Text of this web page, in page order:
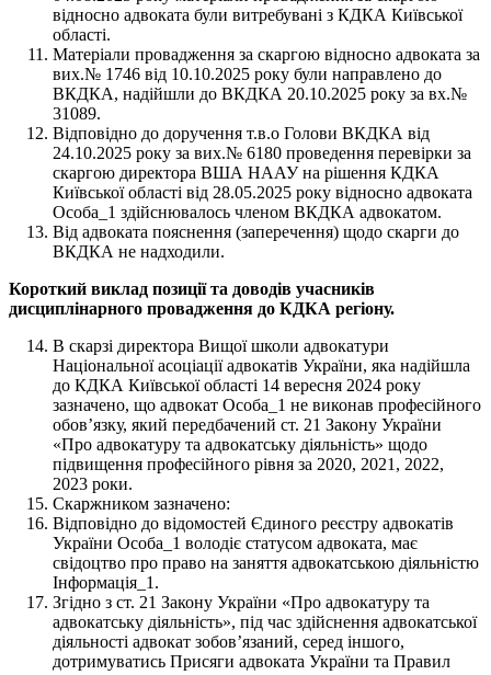
відносно адвоката були витребувані з КДКА Київської
області.
Матеріали провадження за скаргою відносно адвоката за
вих.№ 1746 від 10.10.2025 року були направлено до
ВКДКА, надійшли до ВКДКА 20.10.2025 року за вх.№
31089.
Відповідно до доручення т.в.о Голови ВКДКА від
24.10.2025 року за вих.№ 6180 проведення перевірки за
скаргою директора ВША НААУ на рішення КДКА
Київської області від 28.05.2025 року відносно адвоката
Особа_1 здійснювалось членом ВКДКА адвокатом.
Від адвоката пояснення (заперечення) щодо скарги до
ВКДКА не надходили.
Короткий виклад позиції та доводів учасників
дисциплінарного провадження до КДКА регіону.
В скарзі директора Вищої школи адвокатури
Національної асоціації адвокатів України, яка надійшла
до КДКА Київської області 14 вересня 2024 року
зазначено, що адвокат Особа_1 не виконав професійного
обов’язку, який передбачений ст. 21 Закону України
«Про адвокатуру та адвокатську діяльність» щодо
підвищення професійного рівня за 2020, 2021, 2022,
2023 роки.
Скаржником зазначено:
Відповідно до відомостей Єдиного реєстру адвокатів
України Особа_1 володіє статусом адвоката, має
свідоцтво про право на заняття адвокатською діяльністю
Інформація_1.
Згідно з ст. 21 Закону України «Про адвокатуру та
адвокатську діяльність», під час здійснення адвокатської
діяльності адвокат зобов’язаний, серед іншого,
дотримуватись Присяги адвоката України та Правил